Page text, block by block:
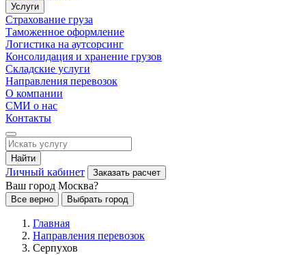
Услуги
Страхование груза
Таможенное оформление
Логистика на аутсорсинг
Консолидация и хранение грузов
Складские услуги
Направления перевозок
О компании
СМИ о нас
Контакты
Найти
Личный кабинет Заказать расчет
Ваш город Москва?
Все верно Выбрать город
Главная
Направления перевозок
Серпухов